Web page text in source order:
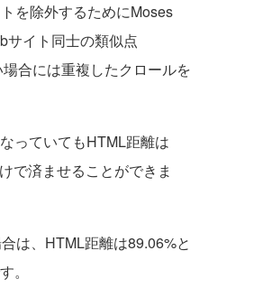
を除外するためにMoses
サイト同士の類似点
合には重複したクロールを
っていてもHTML距離は
で済ませることができま
は、HTML距離は89.06%と
。